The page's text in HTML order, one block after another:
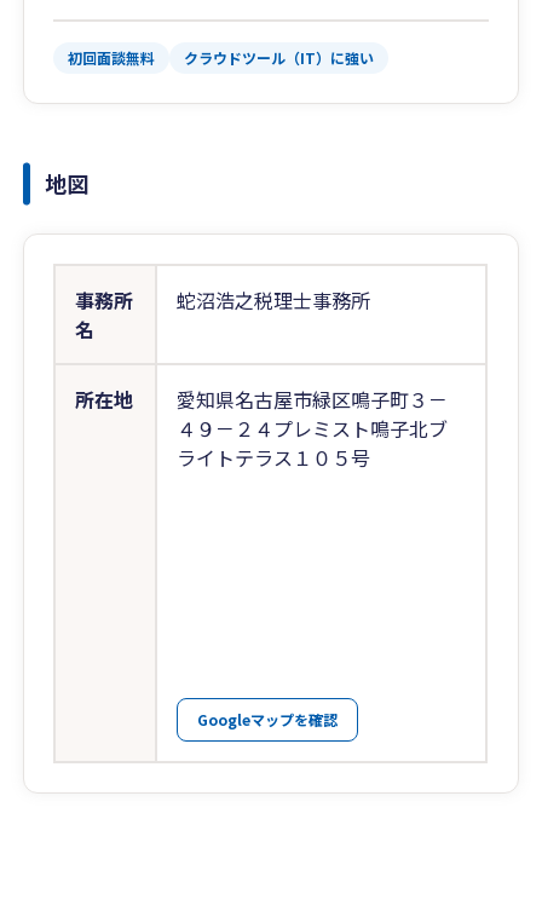
初回面談無料 クラウドツール（IT）に強い
地図
事務所
名
蛇沼浩之税理士事務所
所在地
愛知県名古屋市緑区鳴子町３－
４９－２４プレミスト鳴子北ブ
ライトテラス１０５号
Googleマップを確認